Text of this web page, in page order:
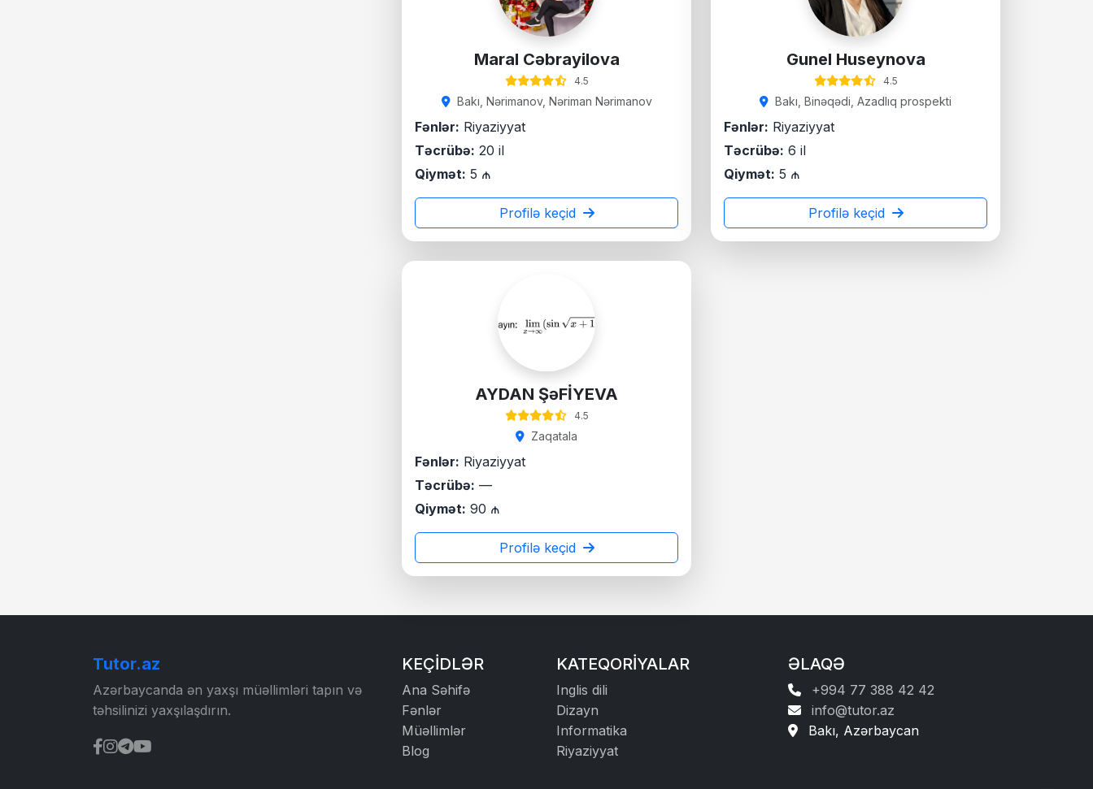
Maral Cəbrayilova
4.5
Bakı, Nərimanov, Nəriman Nərimanov
Fənlər: Riyaziyyat
Təcrübə: 20 il
Qiymət: 5 ₼
Profilə keçid
Gunel Huseynova
4.5
Bakı, Binəqədi, Azadlıq prospekti
Fənlər: Riyaziyyat
Təcrübə: 6 il
Qiymət: 5 ₼
Profilə keçid
AYDAN ŞəFİYEVA
4.5
Zaqatala
Fənlər: Riyaziyyat
Təcrübə: —
Qiymət: 90 ₼
Profilə keçid
Tutor.az
Azərbaycanda ən yaxşı müəllimləri tapın və
təhsilinizi yaxşılaşdırın.
KEÇIDLƏR
Ana Səhifə
Fənlər
Müəllimlər
Blog
KATEQORIYALAR
Inglis dili
Dizayn
Informatika
Riyaziyyat
ƏLAQƏ
+994 77 388 42 42
info@tutor.az
Bakı, Azərbaycan